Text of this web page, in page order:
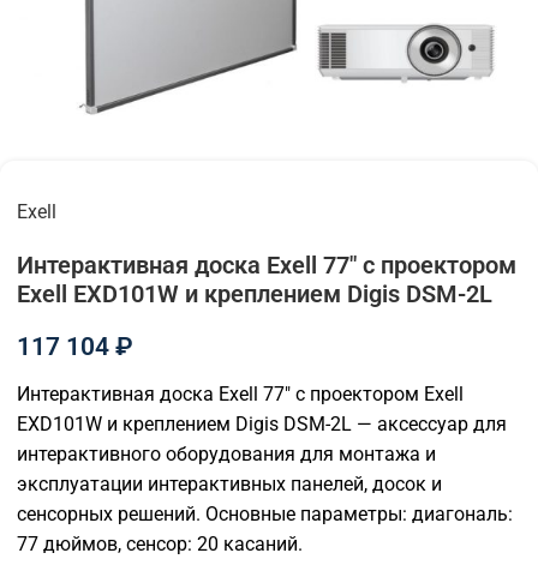
Exell
Интерактивная доска Exell 77" с проектором
Exell EXD101W и креплением Digis DSM-2L
117 104 ₽
Интерактивная доска Exell 77″ с проектором Exell
EXD101W и креплением Digis DSM-2L — аксессуар для
интерактивного оборудования для монтажа и
эксплуатации интерактивных панелей, досок и
сенсорных решений. Основные параметры: диагональ:
77 дюймов, сенсор: 20 касаний.